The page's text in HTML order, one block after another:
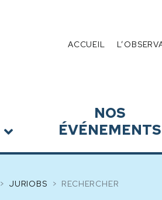
et deMenu
ACCUEIL
NOS
ÉVÉNEMENTS
JURIOBS RECHERCHER